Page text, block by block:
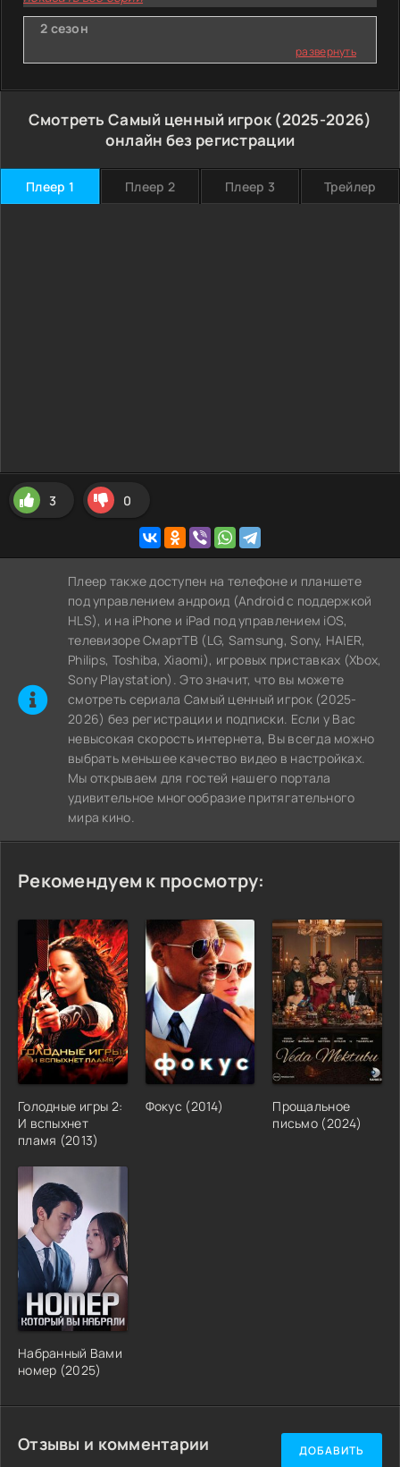
2 сезон
развернуть
Смотреть Самый ценный игрок (2025-2026)
онлайн без регистрации
Плеер 1 Плеер 2 Плеер 3 Трейлер
3 0
Плеер также доступен на телефоне и планшете
под управлением андроид (Android с поддержкой
HLS), и на iPhone и iPad под управлением iOS,
телевизоре СмартТВ (LG, Samsung, Sony, HAIER,
Philips, Toshiba, Xiaomi), игровых приставках (Xbox,
Sony Playstation). Это значит, что вы можете
cмотреть сериала Самый ценный игрок (2025-
2026) без регистрации и подписки. Если у Вас
невысокая скорость интернета, Вы всегда можно
выбрать меньшее качество видео в настройках.
Мы открываем для гостей нашего портала
удивительное многообразие притягательного
мира кино.
Рекомендуем к просмотру:
Голодные игры 2:
И вспыхнет
пламя (2013)
Фокус (2014)
Прощальное
письмо (2024)
Набранный Вами
номер (2025)
Отзывы и комментарии ДОБАВИТЬ